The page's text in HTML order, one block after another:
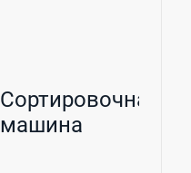
Сортировочная
машина